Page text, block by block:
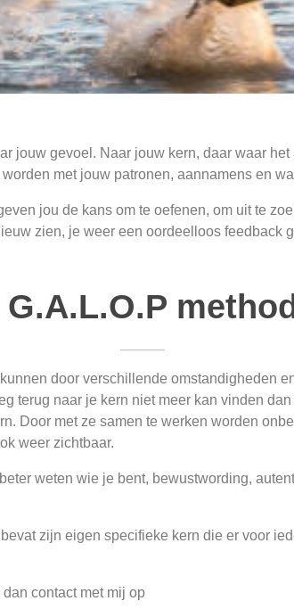
jouw gevoel. Naar jouw kern, daar waar
met jouw patronen, aannamens en
jou de kans om te oefenen, om uit te
zien, je weer een oordeelloos feedback
G.A.L.O.P
door verschillende omstandigheden
terug naar je kern niet meer kan vinden
Door met ze samen te werken worden
weer zichtbaar.
weten wie je bent, bewustwording,
zijn eigen specifieke kern die er voor
contact met mij op